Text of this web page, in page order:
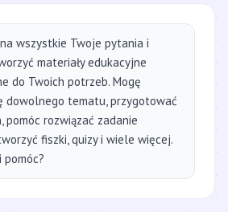
wszystkie Twoje pytania i
materiały edukacyjne
do Twoich potrzeb. Mogę
dowolnego tematu, przygotować
pomóc rozwiązać zadanie
fiszki, quizy i wiele więcej.
pomóc?